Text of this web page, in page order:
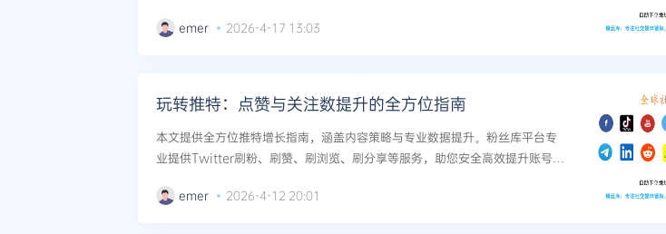
emer 2026-4-17 13:03
玩转推特：点赞与关注数提升的全方位指南
本文提供全方位推特增长指南，涵盖内容策略与专业数据提升。粉丝库平台专
业提供Twitter刷粉、刷赞、刷浏览、刷分享等服务，助您安全高效提升账号影
emer 2026-4-12 20:01